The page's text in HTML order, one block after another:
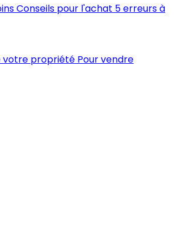
Conseils pour l'achat 5 erreurs à
votre propriété Pour vendre